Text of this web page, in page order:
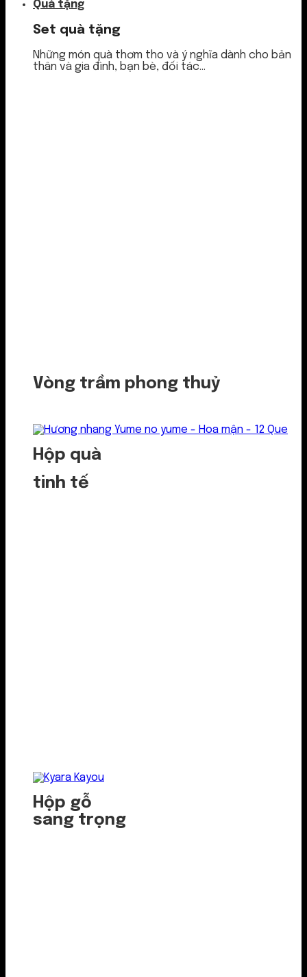
Quà tặng
Set quà tặng
Những món quà thơm tho và ý nghĩa dành cho bản
thân và gia đình, bạn bè, đối tác...
Vòng trầm phong thuỷ
Hộp quà
tinh tế
Hộp gỗ
sang trọng